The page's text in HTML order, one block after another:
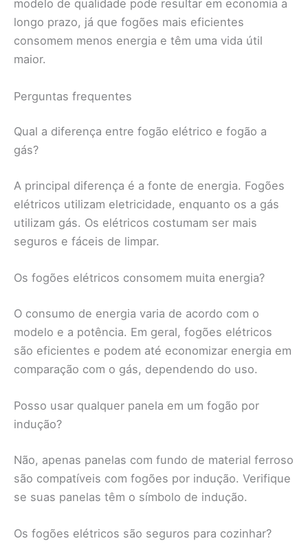
modelo de qualidade pode resultar em economia a
longo prazo, já que fogões mais eficientes
consomem menos energia e têm uma vida útil
maior.
Perguntas frequentes
Qual a diferença entre fogão elétrico e fogão a
gás?
A principal diferença é a fonte de energia. Fogões
elétricos utilizam eletricidade, enquanto os a gás
utilizam gás. Os elétricos costumam ser mais
seguros e fáceis de limpar.
Os fogões elétricos consomem muita energia?
O consumo de energia varia de acordo com o
modelo e a potência. Em geral, fogões elétricos
são eficientes e podem até economizar energia em
comparação com o gás, dependendo do uso.
Posso usar qualquer panela em um fogão por
indução?
Não, apenas panelas com fundo de material ferroso
são compatíveis com fogões por indução. Verifique
se suas panelas têm o símbolo de indução.
Os fogões elétricos são seguros para cozinhar?